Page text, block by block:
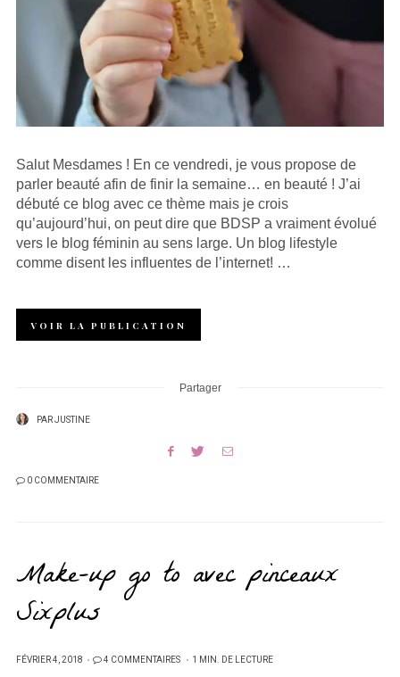
Salut Mesdames ! En ce vendredi, je vous propose de
parler beauté afin de finir la semaine… en beauté ! J’ai
débuté ce blog avec ce thème mais je crois
qu’aujourd’hui, on peut dire que BDSP a vraiment évolué
vers le blog féminin au sens large. Un blog lifestyle
comme disent les influentes de l’internet! …
VOIR LA PUBLICATION
Partager
PARJUSTINE
0 COMMENTAIRE
Make-up go to avec pinceaux
Sixplus
PUBLIÉ
FÉVRIER 4, 2018 4 COMMENTAIRES 1 MIN. DE LECTURE